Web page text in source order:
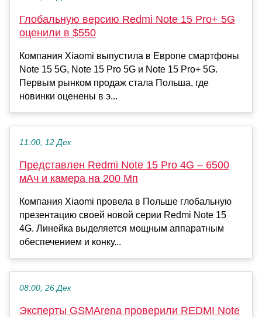
Глобальную версию Redmi Note 15 Pro+ 5G
оценили в $550
Компания Xiaomi выпустила в Европе смартфоны
Note 15 5G, Note 15 Pro 5G и Note 15 Pro+ 5G.
Первым рынком продаж стала Польша, где
новинки оценены в э...
11:00, 12 Дек
Представлен Redmi Note 15 Pro 4G – 6500
мАч и камера на 200 Мп
Компания Xiaomi провела в Польше глобальную
презентацию своей новой серии Redmi Note 15
4G. Линейка выделяется мощным аппаратным
обеспечением и конку...
08:00, 26 Дек
Эксперты GSMArena проверили REDMI Note